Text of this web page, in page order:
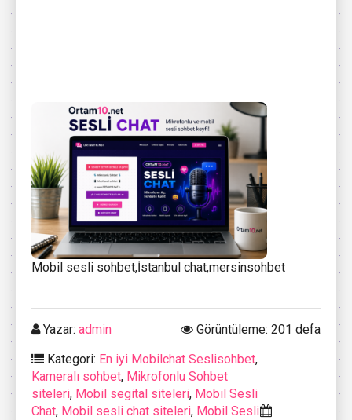
Mobil sesli sohbet,İstanbul chat,mersinsohbet
Yazar: admin
Görüntüleme: 201 defa
Kategori: En iyi Mobilchat Seslisohbet,
Kameralı sohbet, Mikrofonlu Sohbet
siteleri, Mobil segital siteleri, Mobil Sesli
Chat, Mobil sesli chat siteleri, Mobil Sesli